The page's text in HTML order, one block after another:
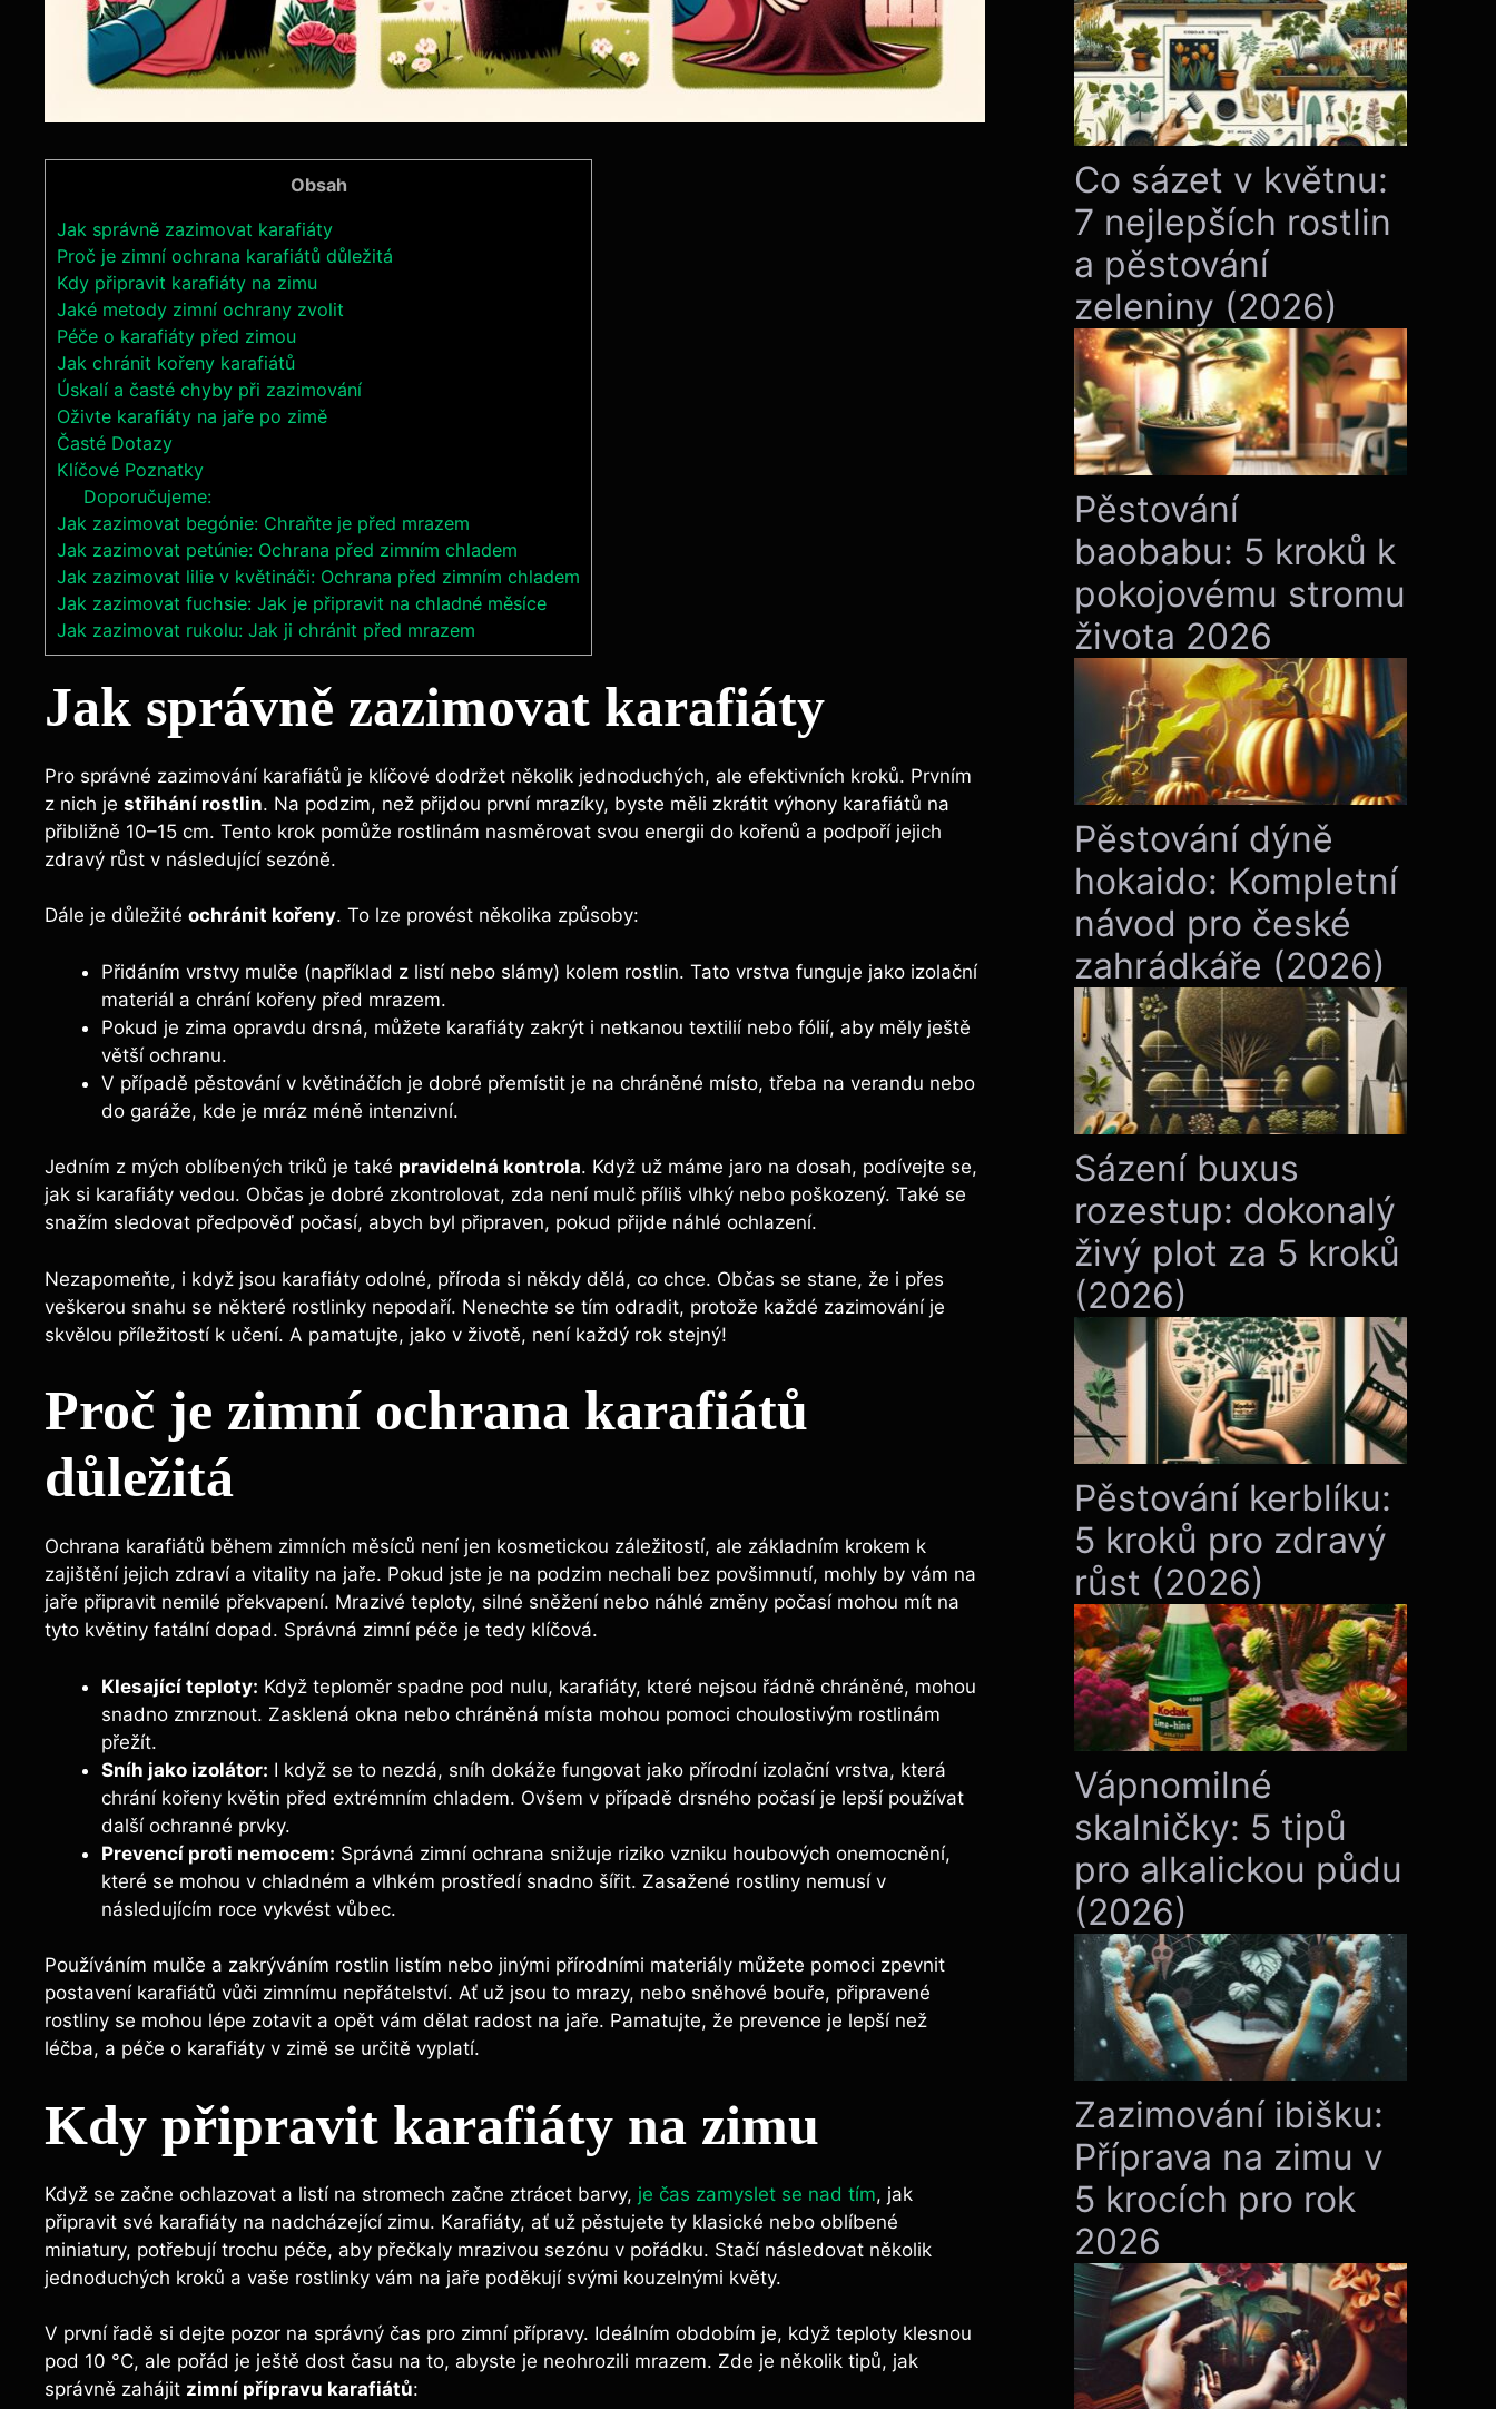
Obsah
Jak správně zazimovat karafiáty
Proč je zimní ochrana karafiátů důležitá
Kdy připravit karafiáty na zimu
Jaké metody zimní ochrany zvolit
Péče o karafiáty před zimou
Jak chránit kořeny karafiátů
Úskalí a časté chyby při zazimování
Oživte karafiáty na jaře po zimě
Časté Dotazy
Klíčové Poznatky
Doporučujeme:
Jak zazimovat begónie: Chraňte je před mrazem
Jak zazimovat petúnie: Ochrana před zimním chladem
Jak zazimovat lilie v květináči: Ochrana před zimním chladem
Jak zazimovat fuchsie: Jak je připravit na chladné měsíce
Jak zazimovat rukolu: Jak ji chránit před mrazem
Jak správně zazimovat karafiáty
Pro správné zazimování karafiátů je klíčové dodržet několik jednoduchých, ale efektivních kroků. Prvním
z nich je střihání rostlin. Na podzim, než přijdou první mrazíky, byste měli zkrátit výhony karafiátů na
přibližně 10–15 cm. Tento krok pomůže rostlinám nasměrovat svou energii do kořenů a podpoří jejich
zdravý růst v následující sezóně.
Dále je důležité ochránit kořeny. To lze provést několika způsoby:
Přidáním vrstvy mulče (například z listí nebo slámy) kolem rostlin. Tato vrstva funguje jako izolační
materiál a chrání kořeny před mrazem.
Pokud je zima opravdu drsná, můžete karafiáty zakrýt i netkanou textilií nebo fólií, aby měly ještě
větší ochranu.
V případě pěstování v květináčích je dobré přemístit je na chráněné místo, třeba na verandu nebo
do garáže, kde je mráz méně intenzivní.
Jedním z mých oblíbených triků je také pravidelná kontrola. Když už máme jaro na dosah, podívejte se,
jak si karafiáty vedou. Občas je dobré zkontrolovat, zda není mulč příliš vlhký nebo poškozený. Také se
snažím sledovat předpověď počasí, abych byl připraven, pokud přijde náhlé ochlazení.
Nezapomeňte, i když jsou karafiáty odolné, příroda si někdy dělá, co chce. Občas se stane, že i přes
veškerou snahu se některé rostlinky nepodaří. Nenechte se tím odradit, protože každé zazimování je
skvělou příležitostí k učení. A pamatujte, jako v životě, není každý rok stejný!
Proč je zimní ochrana karafiátů
důležitá
Ochrana karafiátů během zimních měsíců není jen kosmetickou záležitostí, ale základním krokem k
zajištění jejich zdraví a vitality na jaře. Pokud jste je na podzim nechali bez povšimnutí, mohly by vám na
jaře připravit nemilé překvapení. Mrazivé teploty, silné sněžení nebo náhlé změny počasí mohou mít na
tyto květiny fatální dopad. Správná zimní péče je tedy klíčová.
Klesající teploty: Když teploměr spadne pod nulu, karafiáty, které nejsou řádně chráněné, mohou
snadno zmrznout. Zasklená okna nebo chráněná místa mohou pomoci choulostivým rostlinám
přežít.
Sníh jako izolátor: I když se to nezdá, sníh dokáže fungovat jako přírodní izolační vrstva, která
chrání kořeny květin před extrémním chladem. Ovšem v případě drsného počasí je lepší používat
další ochranné prvky.
Prevencí proti nemocem: Správná zimní ochrana snižuje riziko vzniku houbových onemocnění,
které se mohou v chladném a vlhkém prostředí snadno šířit. Zasažené rostliny nemusí v
následujícím roce vykvést vůbec.
Používáním mulče a zakrýváním rostlin listím nebo jinými přírodními materiály můžete pomoci zpevnit
postavení karafiátů vůči zimnímu nepřátelství. Ať už jsou to mrazy, nebo sněhové bouře, připravené
rostliny se mohou lépe zotavit a opět vám dělat radost na jaře. Pamatujte, že prevence je lepší než
léčba, a péče o karafiáty v zimě se určitě vyplatí.
Kdy připravit karafiáty na zimu
Když se začne ochlazovat a listí na stromech začne ztrácet barvy, je čas zamyslet se nad tím, jak
připravit své karafiáty na nadcházející zimu. Karafiáty, ať už pěstujete ty klasické nebo oblíbené
miniatury, potřebují trochu péče, aby přečkaly mrazivou sezónu v pořádku. Stačí následovat několik
jednoduchých kroků a vaše rostlinky vám na jaře poděkují svými kouzelnými květy.
V první řadě si dejte pozor na správný čas pro zimní přípravy. Ideálním obdobím je, když teploty klesnou
pod 10 °C, ale pořád je ještě dost času na to, abyste je neohrozili mrazem. Zde je několik tipů, jak
správně zahájit zimní přípravu karafiátů:
Co sázet v květnu:
7 nejlepších rostlin
a pěstování
zeleniny (2026)
Pěstování
baobabu: 5 kroků k
pokojovému stromu
života 2026
Pěstování dýně
hokaido: Kompletní
návod pro české
zahrádkáře (2026)
Sázení buxus
rozestup: dokonalý
živý plot za 5 kroků
(2026)
Pěstování kerblíku:
5 kroků pro zdravý
růst (2026)
Vápnomilné
skalničky: 5 tipů
pro alkalickou půdu
(2026)
Zazimování ibišku:
Příprava na zimu v
5 krocích pro rok
2026